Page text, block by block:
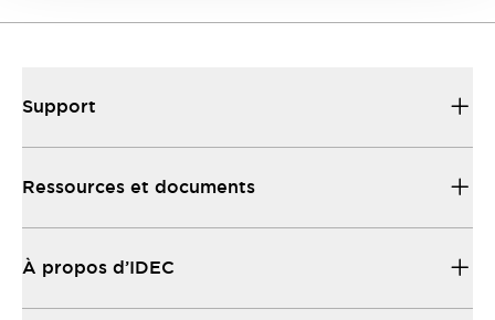
Support
Ressources et documents
À propos d’IDEC